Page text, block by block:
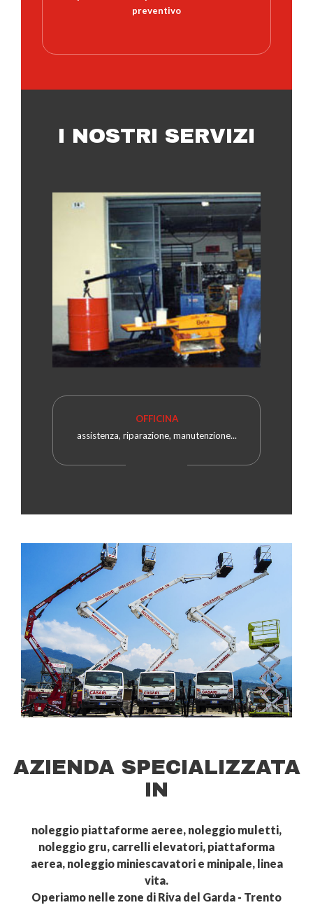
preventivo
I NOSTRI SERVIZI
OFFICINA
assistenza, riparazione, manutenzione...
AZIENDA SPECIALIZZATA
IN
noleggio piattaforme aeree, noleggio muletti,
noleggio gru, carrelli elevatori, piattaforma
aerea, noleggio miniescavatori e minipale, linea
vita.
Operiamo nelle zone di Riva del Garda - Trento